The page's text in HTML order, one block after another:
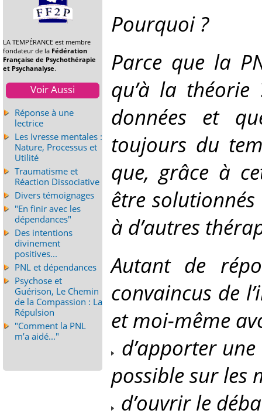
Pourquoi ?
Parce que la
qu’à la théorie
données et
toujours du
que, grâce à
être
à d’autres
Autant de
convaincus de
et moi-même
d’apporter
possible sur les
d’ouvrir le
LA TEMPÉRANCE est membre
fondateur de la Fédération
Française de Psychothérapie
et Psychanalyse.
Voir Aussi
Réponse à une
lectrice
Les Ivresse mentales :
Nature, Processus et
Utilité
Traumatisme et
Réaction Dissociative
Divers témoignages
"En finir avec les
dépendances"
Des intentions
divinement
positives...
PNL et dépendances
Psychose et
Guérison, Le Chemin
de la Compassion : La
Répulsion
"Comment la PNL
m’a aidé..."